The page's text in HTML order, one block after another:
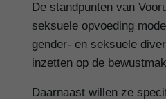
De standpunten van
seksuele opvoeding
gender- en seksuele
inzetten op de
Daarnaast willen ze